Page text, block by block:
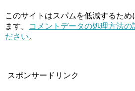
このサイトはスパムを低減するた
ます。
コメントデータの処理方法の
ださい。
スポンサードリンク